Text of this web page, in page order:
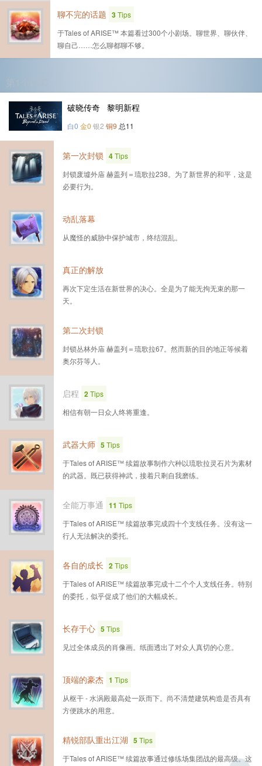
聊不完的话题 3Tips
于Tales of ARISE™ 本篇看过300个小剧场。聊世界、聊伙伴、
聊自己……怎么聊都聊不够。
破晓传奇 黎明新程
白0 金0 银2 铜9 总11
第一次封锁 4Tips
封锁废墟外庙 赫盖列＝琉歌拉238。为了新世界的和平，这是
必要行为。
动乱落幕
从魔怪的威胁中保护城市，终结混乱。
真正的解放
再次下定生活在新世界的决心。全是为了能无拘无束的那一
天。
第二次封锁
封锁丛林外庙 赫盖列＝琉歌拉67。然而新的目的地正等候着
奥尔芬等人。
启程 2Tips
相信有朝一日众人终将重逢。
武器大师 5Tips
于Tales of ARISE™ 续篇故事制作六种以琉歌拉灵石片为素材
的武器。既已获得神武，接着只剩自我磨练。
全能万事通 11 Tips
于Tales of ARISE™ 续篇故事完成四十个支线任务。没有这一
行人无法解决的委托。
各自的成长 2Tips
于Tales of ARISE™ 续篇故事完成十二个个人支线任务。特别
的委托，似乎促成了他们的大幅成长。
长存于心 5Tips
见过全体成员的肖像画。纸面透出了对众人真切的心意。
顶端的豪杰 1 Tips
从枢干 - 水涡殿最高处一跃而下。尚不清楚建筑构造是否具有
方便跳水的用意。
精锐部队重出江湖 5Tips
于Tales of ARISE™ 续篇故事通过修练场集团战的最高级。这